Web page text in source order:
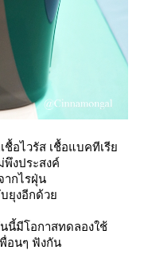
ชื้อไวรัส เชื้อแบคทีเรี
พึงประสงค์
กไรฝุ่น
ยุงอีกด้ว
นี้มีโอกาสทดลองใช้
พื่อนๆ ฟังกัน